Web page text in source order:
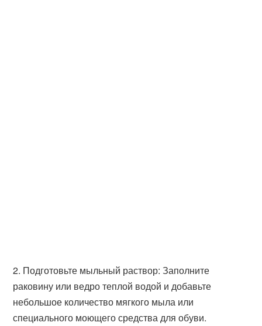
2. Подготовьте мыльный раствор: Заполните
раковину или ведро теплой водой и добавьте
небольшое количество мягкого мыла или
специального моющего средства для обуви.